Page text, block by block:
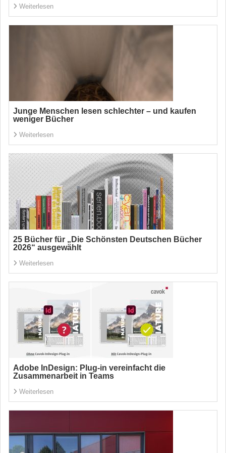
Weiterlesen
Junge Menschen lesen schlechter – und kaufen
weniger Bücher
Weiterlesen
25 Bücher für „Die Schönsten Deutschen Bücher
2026“ ausgewählt
Weiterlesen
Adobe InDesign: Plug-in vereinfacht die
Zusammenarbeit in Teams
Weiterlesen